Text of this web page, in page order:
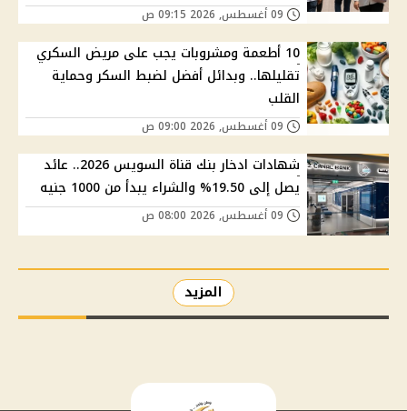
10 أطعمة ومشروبات يجب على مريض السكري
تقليلها.. وبدائل أفضل لضبط السكر وحماية
القلب
شهادات ادخار بنك قناة السويس 2026.. عائد
يصل إلى 19.50% والشراء يبدأ من 1000 جنيه
المزيد